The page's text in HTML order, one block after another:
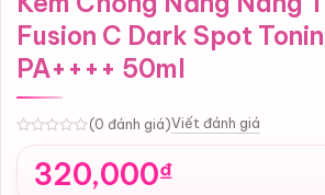
Fusion C Dark Spot
PA++++ 50ml
(0 đánh giá)Viết đánh giá
320,000₫